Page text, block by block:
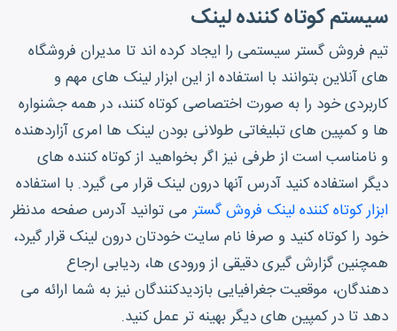
سیستم کوتاه کننده لینک
تیم فروش گستر سیستمی را ایجاد کرده اند تا مدیران فروشگاه
های آنلاین بتوانند با استفاده از این ابزار لینک های مهم و
کاربردی خود را به صورت اختصاصی کوتاه کنند، در همه جشنواره
ها و کمپین های تبلیغاتی طولانی بودن لینک ها امری آزاردهنده
و نامناسب است از طرفی نیز اگر بخواهید از کوتاه کننده های
دیگر استفاده کنید آدرس آنها درون لینک قرار می گیرد. با استفاده
ابزار کوتاه کننده لینک فروش گستر می توانید آدرس صفحه مدنظر
خود را کوتاه کنید و صرفا نام سایت خودتان درون لینک قرار گیرد،
همچنین گزارش گیری دقیقی از ورودی ها، ردیابی ارجاع
دهندگان، موقعیت جغرافیایی بازدیدکنندگان نیز به شما ارائه می
دهد تا در کمپین های دیگر بهینه تر عمل کنید.